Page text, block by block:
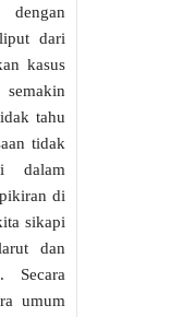
dari
kasus
tahu
tidak
dalam
di
sikapi
dan
Secara
umum